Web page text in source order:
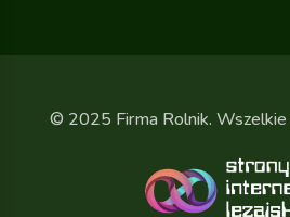
© 2025 Firma Rolnik. Wszelkie